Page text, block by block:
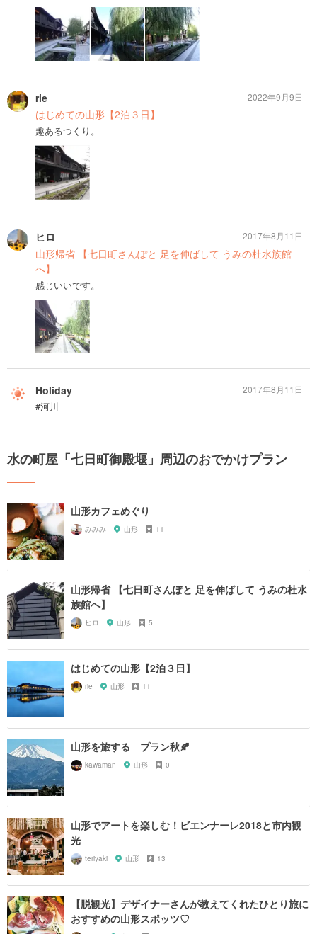
rie
はじめての山形【2泊３日】
趣あるつくり。
2022年9月9日
ヒロ
山形帰省 【七日町さんぽと 足を伸ばして うみの杜水族館
へ】
感じいいです。
2017年8月11日
Holiday
#河川
2017年8月11日
水の町屋「七日町御殿堰」周辺のおでかけプラン
山形カフェめぐり
みみみ 山形 11
山形帰省 【七日町さんぽと 足を伸ばして うみの杜水
族館へ】
ヒロ 山形 5
はじめての山形【2泊３日】
rie 山形 11
山形を旅する プラン秋🍂
kawaman 山形 0
山形でアートを楽しむ！ビエンナーレ2018と市内観
光
teriyaki 山形 13
【脱観光】デザイナーさんが教えてくれたひとり旅に
おすすめの山形スポッツ♡